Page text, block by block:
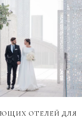
ОТЕЛЕЙ ДЛЯ